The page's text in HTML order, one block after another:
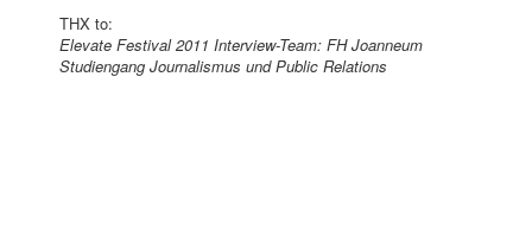
THX to:
Elevate Festival 2011 Interview-Team: FH Joanneum
Studiengang Journalismus und Public Relations